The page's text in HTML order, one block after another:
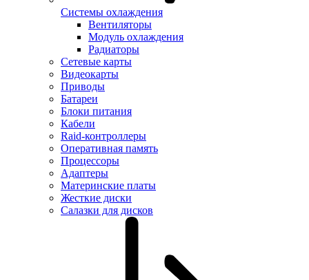
Системы охлаждения
Вентиляторы
Модуль охлаждения
Радиаторы
Сетевые карты
Видеокарты
Приводы
Батареи
Блоки питания
Кабели
Raid-контроллеры
Оперативная память
Процессоры
Адаптеры
Материнские платы
Жесткие диски
Салазки для дисков